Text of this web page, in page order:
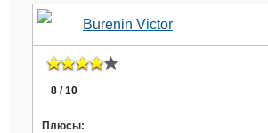
Burenin Victor
8 / 10
Плюсы: